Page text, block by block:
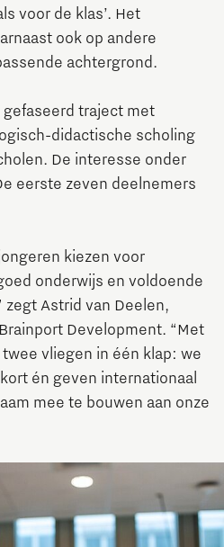
voor de klas’. Het
ook op andere
achtergrond.
traject met
didactische scholing
De interesse onder
eerste zeven deelnemers
kiezen voor
onderwijs en voldoende
Astrid van Deelen,
Development. “Met
vliegen in één klap: we
én geven internationaal
mee te bouwen aan onze